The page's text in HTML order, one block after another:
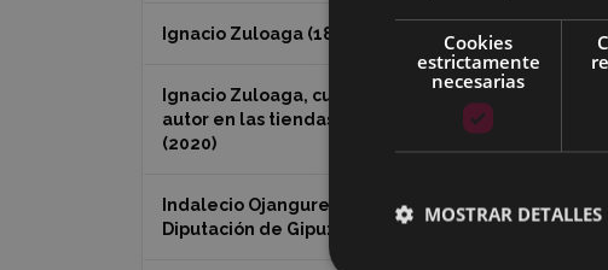
Ignacio Zuloaga (1870-2020)
Ignacio Zuloaga, cuadros del
autor en las tiendas de Eibar
(2020)
Indalecio Ojanguren
Diputación de Gipuzkoa
Cookies
estrictamente
necesarias
MOSTRAR DETALLES